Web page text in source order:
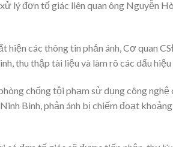
lý đơn tố giác liên quan ông Nguyễn
hiện các thông tin phản ánh, Cơ quan
thu thập tài liệu và làm rõ các dấu
chống tội phạm sử dụng công nghệ
Bình, phản ánh bị chiếm đoạt